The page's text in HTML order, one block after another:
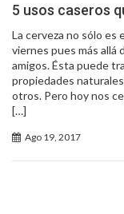
5 usos caseros
La cerveza no sólo es
viernes pues más
amigos. Ésta puede
propiedades
otros. Pero hoy nos
[…]
Ago 19, 2017